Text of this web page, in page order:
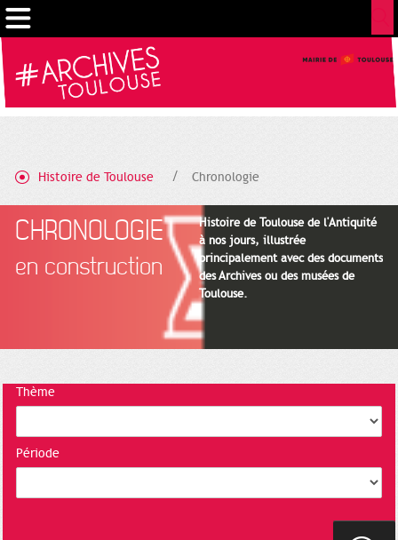
Histoire de Toulouse Chronologie
CHRONOLOGIE
en construction
Histoire de Toulouse de l'Antiquité
à nos jours, illustrée
principalement avec des documents
des Archives ou des musées de
Toulouse.
Thème
Période
Cookies management panel